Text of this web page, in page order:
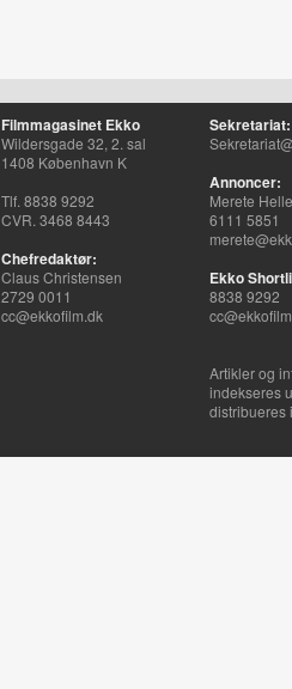
Filmmagasinet Ekko
Wildersgade 32, 2. sal
1408 København K
Tlf. 8838 9292
CVR. 3468 8443
Chefredaktør:
Claus Christensen
2729 0011
cc@ekkofilm.dk
Sekretariat:
Annoncer:
Merete
6111 5851
Ekko
8838 9292
Artikler og
indekseres
distribueres